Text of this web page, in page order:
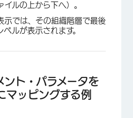
イルの上から下へ）。
示では、その組織階層で最後
ベルが表示されます。
ント・パラメータを
マッピングする例